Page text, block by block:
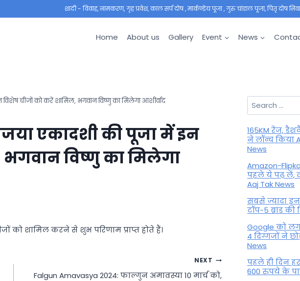
शादी - विवाह, नामकरण, गृह प्रवेश, काल सर्प दोष , मार्कण्डेय पूजा , गुरु चांडाल पूजा, पितृ दोष
Home About us Gallery Event News
चीजों को करें शामिल, भगवान विष्णु का मिलेगा आशीर्वाद
एकादशी की पूजा में इन
विष्णु का मिलेगा
को शामिल करने से शुभ परिणाम प्राप्त होते हैं।
NEXT
Falgun Amavasya 2024: फाल्गुन अमावस्या 10 मार्च को,
Search
for:
165KM रेंज,
ने लॉन्च किया
News
Amazon-
पहले ये पढ़ लें,
Aaj Tak News
सबसे ज्यादा
टॉप-5 ब्रांड की
Google को
4 दिग्गजों ने
News
पहले ही दिन
600 रुपये के